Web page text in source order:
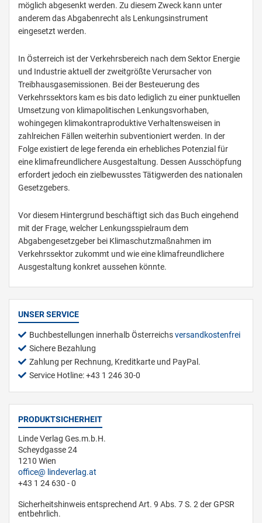
möglich abgesenkt werden. Zu diesem Zweck kann unter
anderem das Abgabenrecht als Lenkungsinstrument
eingesetzt werden.
In Österreich ist der Verkehrsbereich nach dem Sektor Energie
und Industrie aktuell der zweitgrößte Verursacher von
Treibhausgasemissionen. Bei der Besteuerung des
Verkehrssektors kam es bis dato lediglich zu einer punktuellen
Umsetzung von klimapolitischen Lenkungsvorhaben,
wohingegen klimakontraproduktive Verhaltensweisen in
zahlreichen Fällen weiterhin subventioniert werden. In der
Folge existiert de lege ferenda ein erhebliches Potenzial für
eine klimafreundlichere Ausgestaltung. Dessen Ausschöpfung
erfordert jedoch ein zielbewusstes Tätigwerden des nationalen
Gesetzgebers.
Vor diesem Hintergrund beschäftigt sich das Buch eingehend
mit der Frage, welcher Lenkungsspielraum dem
Abgabengesetzgeber bei Klimaschutzmaßnahmen im
Verkehrssektor zukommt und wie eine klimafreundlichere
Ausgestaltung konkret aussehen könnte.
UNSER SERVICE
Buchbestellungen innerhalb Österreichsversandkostenfrei
Sichere Bezahlung
Zahlung per Rechnung, Kreditkarte und PayPal.
Service Hotline: +43 1 246 30-0
PRODUKTSICHERHEIT
Linde Verlag Ges.m.b.H.
Scheydgasse 24
1210 Wien
office
lindeverlag.at
+43 1 24 630 - 0
Sicherheitshinweis entsprechend Art. 9 Abs. 7 S. 2 der GPSR
entbehrlich.